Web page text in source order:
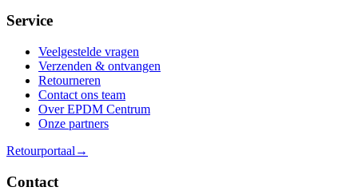
Service
Veelgestelde vragen
Verzenden & ontvangen
Retourneren
Contact ons team
Over EPDM Centrum
Onze partners
Retourportaal →
Contact